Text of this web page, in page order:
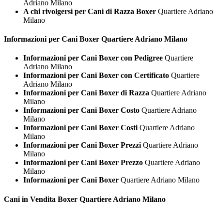
Adriano Milano
A chi rivolgersi per Cani di Razza Boxer Quartiere Adriano
Milano
Informazioni per Cani Boxer Quartiere Adriano Milano
Informazioni per Cani Boxer con Pedigree Quartiere
Adriano Milano
Informazioni per Cani Boxer con Certificato Quartiere
Adriano Milano
Informazioni per Cani Boxer di Razza Quartiere Adriano
Milano
Informazioni per Cani Boxer Costo Quartiere Adriano
Milano
Informazioni per Cani Boxer CostiQuartiere Adriano
Milano
Informazioni per Cani Boxer PrezziQuartiere Adriano
Milano
Informazioni per Cani Boxer Prezzo Quartiere Adriano
Milano
Informazioni per Cani Boxer Quartiere Adriano Milano
Cani in Vendita Boxer Quartiere Adriano Milano